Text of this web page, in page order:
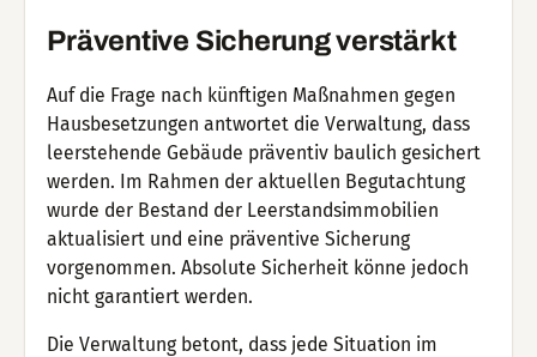
Präventive Sicherung verstärkt
Auf die Frage nach künftigen Maßnahmen gegen
Hausbesetzungen antwortet die Verwaltung, dass
leerstehende Gebäude präventiv baulich gesichert
werden. Im Rahmen der aktuellen Begutachtung
wurde der Bestand der Leerstandsimmobilien
aktualisiert und eine präventive Sicherung
vorgenommen. Absolute Sicherheit könne jedoch
nicht garantiert werden.
Die Verwaltung betont, dass jede Situation im